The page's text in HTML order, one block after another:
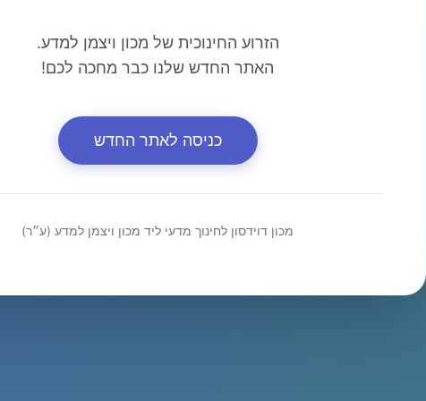
הזרוע החינוכית של מכון ויצמן למדע.
האתר החדש שלנו כבר מחכה לכם!
כניסה לאתר החדש
מכון דוידסון לחינוך מדעי ליד מכון ויצמן למדע (ע״ר)